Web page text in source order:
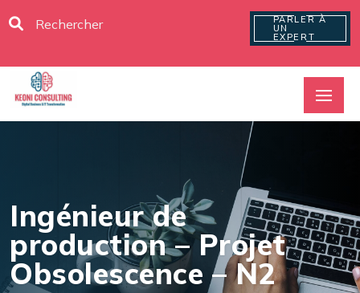
PARLER À
UN
EXPERT
Ingénieur de
production – Projet
Obsolescence – N2